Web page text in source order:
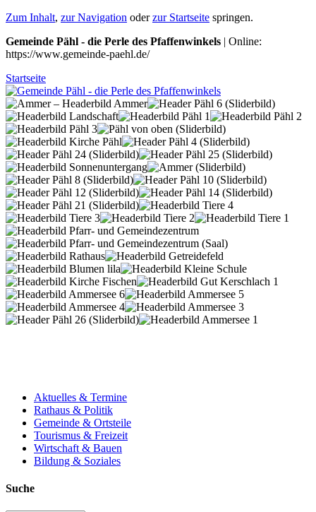
Zum Inhalt, zur Navigation oderzur Startseite springen.
Gemeinde Pähl - die Perle des Pfaffenwinkels | Online:
https://www.gemeinde-paehl.de/
Startseite
Aktuelles & Termine
Rathaus & Politik
Gemeinde & Ortsteile
Tourismus & Freizeit
Wirtschaft & Bauen
Bildung & Soziales
Suche